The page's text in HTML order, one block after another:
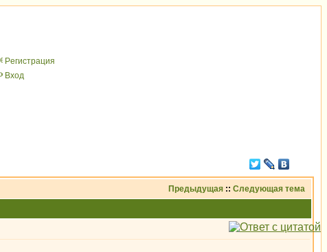
Peгиcтрaция
Вхoд
Предыдущая :: Следующая тема